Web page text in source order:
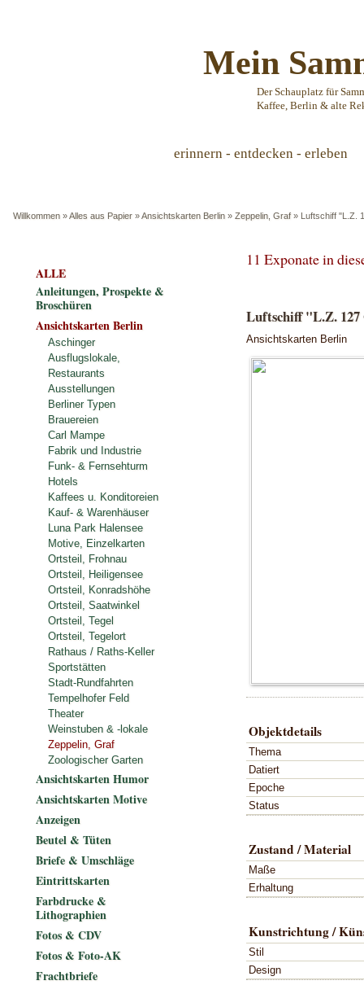
Mein
Der Schauplatz für
Kaffee, Berlin & alte
erinnern - entdecken - erleben
Willkommen »Alles aus Papier »Ansichtskarten Berlin » Zeppelin, Graf » Luftschiff "L.Z.
11 Exponate in
Luftschiff "L.Z. 127
Ansichtskarten Berlin
Objektdetails
Thema
Datiert
Epoche
Status
Zustand / Material
Maße
Erhaltung
Kunstrichtung /
Stil
Design
ALLE
Anleitungen, Prospekte &
Broschüren
Ansichtskarten Berlin
Aschinger
Ausflugslokale,
Restaurants
Ausstellungen
Berliner Typen
Brauereien
Carl Mampe
Fabrik und Industrie
Funk- & Fernsehturm
Hotels
Kaffees u. Konditoreien
Kauf- & Warenhäuser
Luna Park Halensee
Motive, Einzelkarten
Ortsteil, Frohnau
Ortsteil, Heiligensee
Ortsteil, Konradshöhe
Ortsteil, Saatwinkel
Ortsteil, Tegel
Ortsteil, Tegelort
Rathaus / Raths-Keller
Sportstätten
Stadt-Rundfahrten
Tempelhofer Feld
Theater
Weinstuben & -lokale
Zeppelin, Graf
Zoologischer Garten
Ansichtskarten Humor
Ansichtskarten Motive
Anzeigen
Beutel & Tüten
Briefe & Umschläge
Eintrittskarten
Farbdrucke &
Lithographien
Fotos & CDV
Fotos & Foto-AK
Frachtbriefe